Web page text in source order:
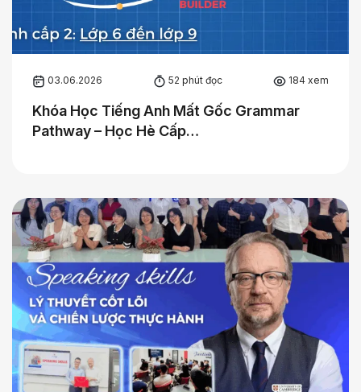
03.06.2026 52 phút đọc 184 xem
Khóa Học Tiếng Anh Mất Gốc Grammar
Pathway – Học Hè Cấp…